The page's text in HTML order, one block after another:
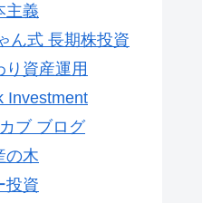
主義
ん式 長期株投資
り資産運用
Investment
ブ ブログ
の木
投資